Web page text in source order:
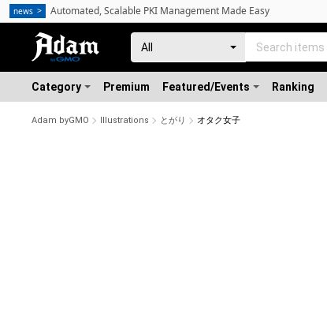
Category Premium Featured/Events Ranking
Adam byGMO Illustrations とがり オタク女子
news Automated, Scalable PKI Management Made Easy